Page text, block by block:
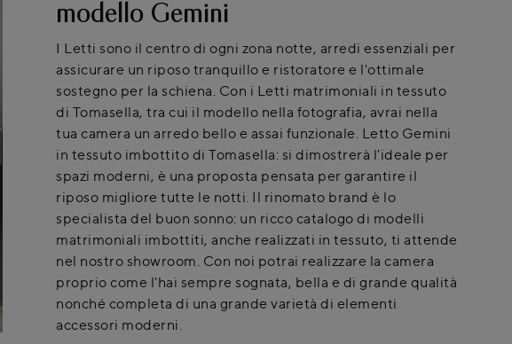
modello Gemini
I Letti sono il centro di ogni zona notte, arredi essenziali per
assicurare un riposo tranquillo e ristoratore e l'ottimale
sostegno per la schiena. Con i Letti matrimoniali in tessuto
di Tomasella, tra cui il modello nella fotografia, avrai nella
tua camera un arredo bello e assai funzionale. Letto Gemini
in tessuto imbottito di Tomasella: si dimostrerà l'ideale per
spazi moderni, è una proposta pensata per garantire il
riposo migliore tutte le notti. Il rinomato brand è lo
specialista del buon sonno: un ricco catalogo di modelli
matrimoniali imbottiti, anche realizzati in tessuto, ti attende
nel nostro showroom. Con noi potrai realizzare la camera
proprio come l'hai sempre sognata, bella e di grande qualità
nonché completa di una grande varietà di elementi
accessori moderni.